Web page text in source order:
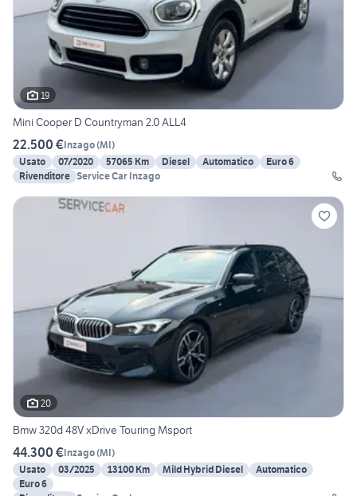
19
Mini Cooper D Countryman 2.0 ALL4
22.500 €Inzago(MI)
Usato
07/2020 57065 Km Diesel Automatico
Euro 6
Rivenditore Service Car Inzago
20
Bmw 320d 48V xDrive Touring Msport
44.300 €Inzago(MI)
Usato
03/2025 13100 Km Mild Hybrid Diesel
Automatico
Euro 6